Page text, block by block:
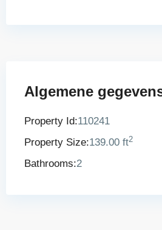
Algemene
Property Id:110241
Property Size:139.00 ft2
Bathrooms:2